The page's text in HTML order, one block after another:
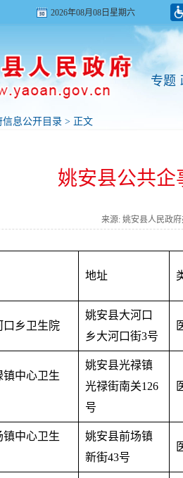
2026年08月08日星期六
专题
信息公开目录 > 正文
姚安县公共
来源: 姚安县人民政
地址
口乡卫生院
姚安县大河口
乡大河口街3号
镇中心卫生
姚安县光禄镇
光禄街南关126
号
镇中心卫生
姚安县前场镇
新街43号